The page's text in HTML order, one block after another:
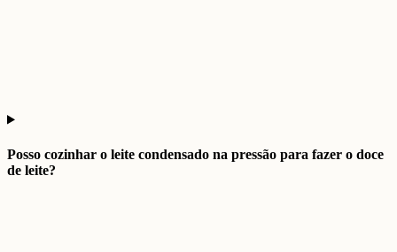
Posso cozinhar o leite condensado na pressão para fazer o doce
de leite?